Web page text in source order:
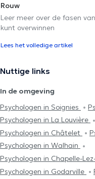
Rouw
Leer meer over de fasen
kunt overwinnen
Lees het volledige artikel
Nuttige links
In de omgeving
Psychologen in Soignies
Psychologen in La Louvière
Psychologen in Châtelet
Psychologen in Walhain
Psychologen in Chapelle-
Psychologen in Godarville